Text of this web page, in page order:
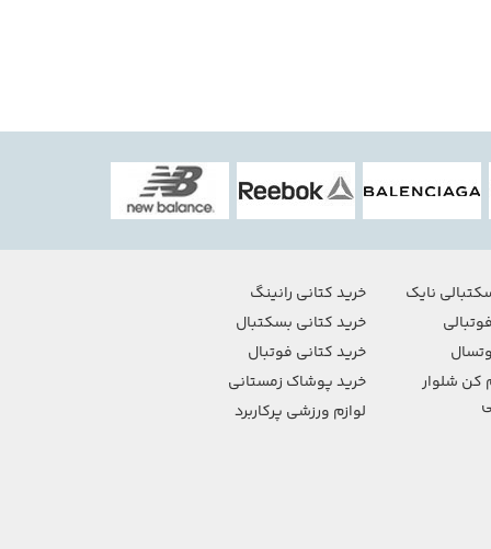
نایک
کن شلوار
خرید کتانی رانینگ
خرید کتانی بسکتبال
خرید کتانی فوتبال
خرید پوشاک زمستانی
لوازم ورزشی پرکاربرد